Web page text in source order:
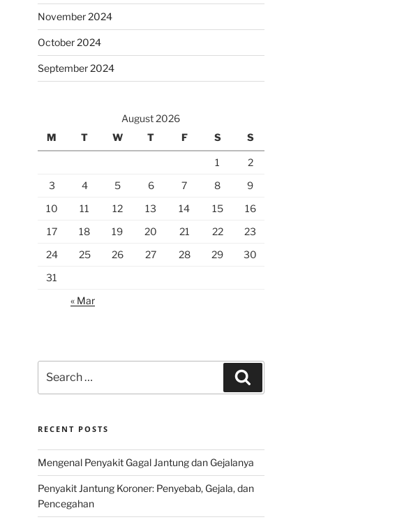
November 2024
October 2024
September 2024
August 2026
M
T W T F S S
1
2
3
4 5 6 7 8
9
10
11 12 13 14 15
16
17
18 19 20 21 22
23
24
25 26 27 28 29
30
31
« Mar
for:
RECENT POSTS
Mengenal Penyakit Gagal Jantung dan Gejalanya
Penyakit Jantung Koroner: Penyebab, Gejala, dan
Pencegahan